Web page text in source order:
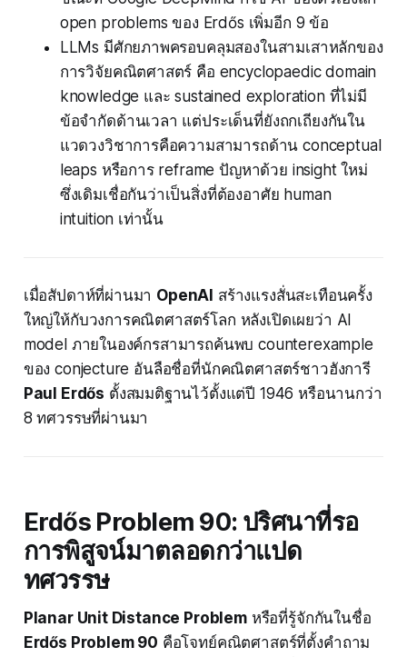
open problems ของ Erdős เพิ่มอีก 9 ข้อ
LLMs มีศักยภาพครอบคลุมสองในสามเสาหลักของ
การวิจัยคณิตศาสตร์ คือ encyclopaedic domain
knowledge และ sustained exploration ที่ไม่มี
ข้อจำกัดด้านเวลา แต่ประเด็นที่ยังถกเถียงกันใน
แวดวงวิชาการคือความสามารถด้าน conceptual
leaps หรือการ reframe ปัญหาด้วย insight ใหม่
ซึ่งเดิมเชื่อกันว่าเป็นสิ่งที่ต้องอาศัย human
intuition เท่านั้น
เมื่อสัปดาห์ที่ผ่านมา OpenAI สร้างแรงสั่นสะเทือนครั้ง
ใหญ่ให้กับวงการคณิตศาสตร์โลก หลังเปิดเผยว่า AI
model ภายในองค์กรสามารถค้นพบ counterexample
ของ conjecture อันลือชื่อที่นักคณิตศาสตร์ชาวฮังการี
Paul Erdős ตั้งสมมติฐานไว้ตั้งแต่ปี 1946 หรือนานกว่า
8 ทศวรรษที่ผ่านมา
Erdős Problem 90: ปริศนาที่รอ
การพิสูจน์มาตลอดกว่าแปด
ทศวรรษ
Planar Unit Distance Problemหรือที่รู้จักกันในชื่อ
Erdős Problem 90 คือโจทย์คณิตศาสตร์ที่ตั้งคำถาม